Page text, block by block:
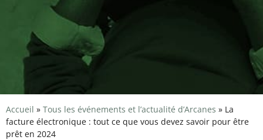
Accueil » Tous les événements et l’actualité d’Arcanes » La
facture électronique : tout ce que vous devez savoir pour être
prêt en 2024